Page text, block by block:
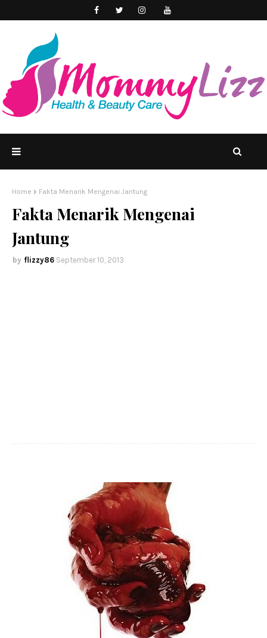
Home Fakta Menarik Mengenai Jantung
Fakta Menarik Mengenai
Jantung
flizzy86 September 10, 2013